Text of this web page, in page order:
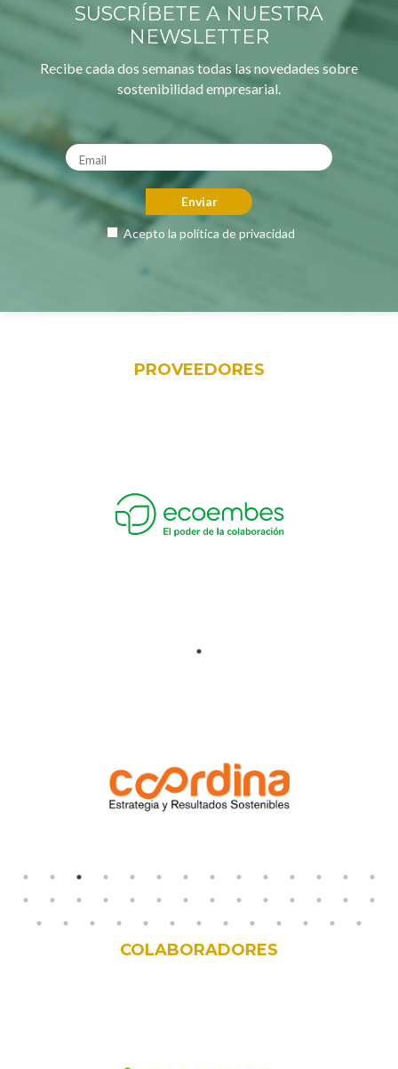
SUSCRÍBETE A NUESTRA
NEWSLETTER
Recibe cada dos semanas todas las novedades sobre
sostenibilidad empresarial.
Acepto la política de privacidad
PROVEEDORES
COLABORADORES